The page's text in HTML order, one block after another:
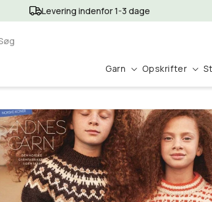
Levering indenfor 1-3 dage
Garn Opskrifter